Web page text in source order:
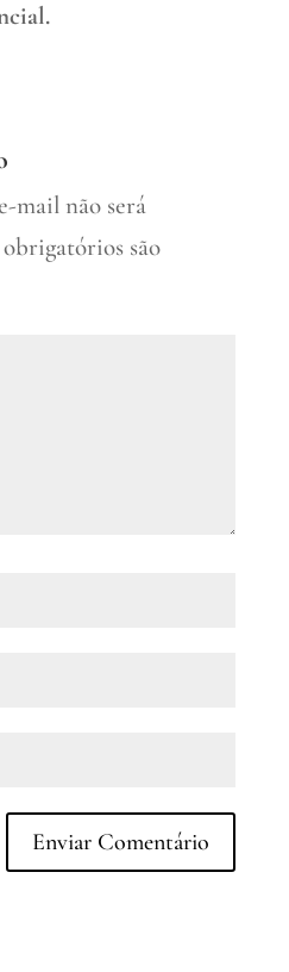
mail não será
são